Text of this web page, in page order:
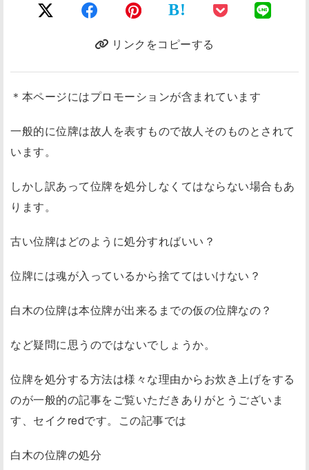
B!
リンクをコピーする
＊本ページにはプロモーションが含まれています
一般的に位牌は故人を表すもので故人そのものとされて
います。
しかし訳あって位牌を処分しなくてはならない場合もあ
ります。
古い位牌はどのように処分すればいい？
位牌には魂が入っているから捨ててはいけない？
白木の位牌は本位牌が出来るまでの仮の位牌なの？
など疑問に思うのではないでしょうか。
位牌を処分する方法は様々な理由からお炊き上げをする
のが一般的の記事をご覧いただきありがとうございま
す、セイクredです。この記事では
白木の位牌の処分